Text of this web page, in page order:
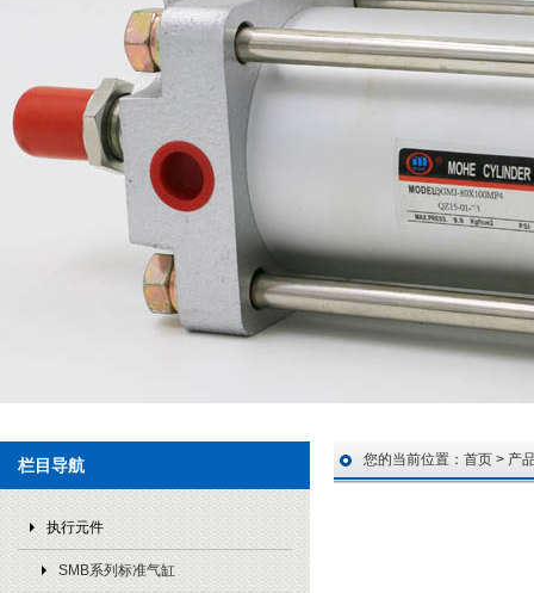
栏目导航
执行元件
SMB系列标准气缸
您的当前位置： 首页 > 产